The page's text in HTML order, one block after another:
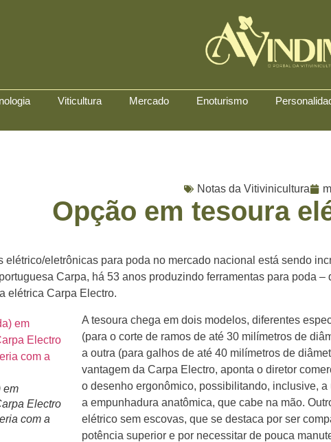
Viticultura Mercado Enoturismo
Notas da Vitivinicultura
Opção em tesoura
elétrico/eletrônicas para poda no mercado nacional está sendo
Carpa, há 53 anos produzindo ferramentas para poda
elétrica Carpa Electro.
em
Electro
com a
A tesoura chega em dois modelos, diferentes
(para o corte de ramos de até 30 milímetros de
a outra (para galhos de até 40 milímetros de
vantagem da Carpa Electro, aponta o diretor
o desenho ergonômico, possibilitando, inclusive,
a empunhadura anatômica, que cabe na mão.
elétrico sem escovas, que se destaca por ser
potência superior e por necessitar de pouca